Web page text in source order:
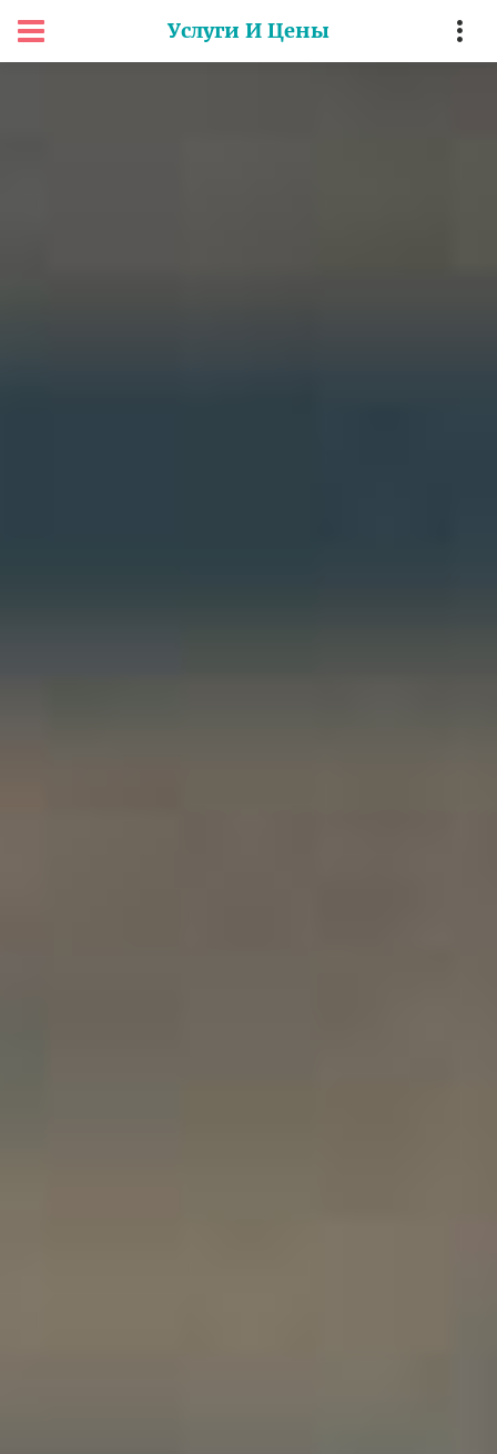
Услуги И Цены